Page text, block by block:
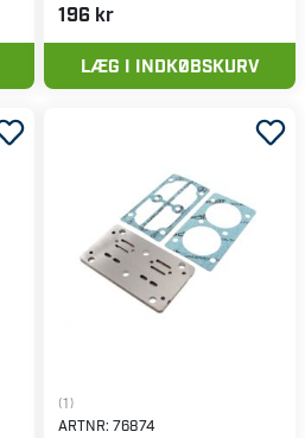
196 kr
LÆG I INDKØBSKURV
(1)
ARTNR: 76874